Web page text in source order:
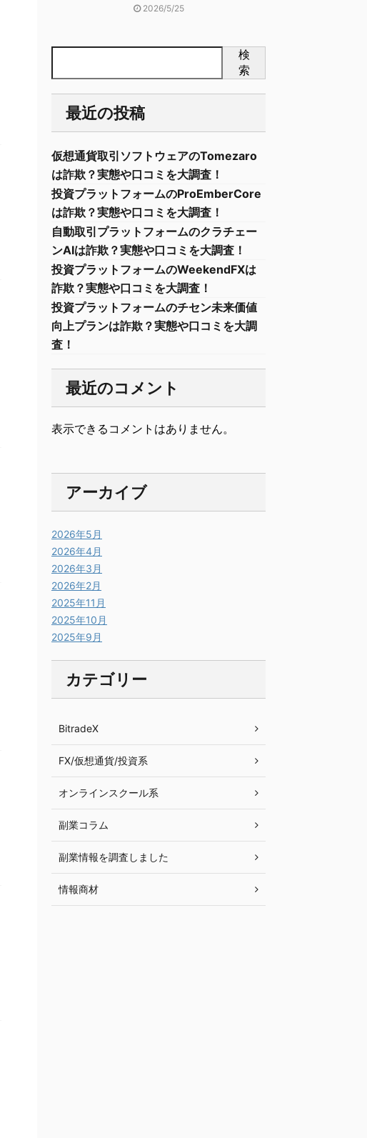
2026/5/25
検
索
最近の投稿
仮想通貨取引ソフトウェアのTomezaro
は詐欺？実態や口コミを大調査！
投資プラットフォームのProEmberCore
は詐欺？実態や口コミを大調査！
自動取引プラットフォームのクラチェー
ンAIは詐欺？実態や口コミを大調査！
投資プラットフォームのWeekendFXは
詐欺？実態や口コミを大調査！
投資プラットフォームのチセン未来価値
向上プランは詐欺？実態や口コミを大調
査！
最近のコメント
表示できるコメントはありません。
アーカイブ
2026年5月
2026年4月
2026年3月
2026年2月
2025年11月
2025年10月
2025年9月
カテゴリー
BitradeX
FX/仮想通貨/投資系
オンラインスクール系
副業コラム
副業情報を調査しました
情報商材